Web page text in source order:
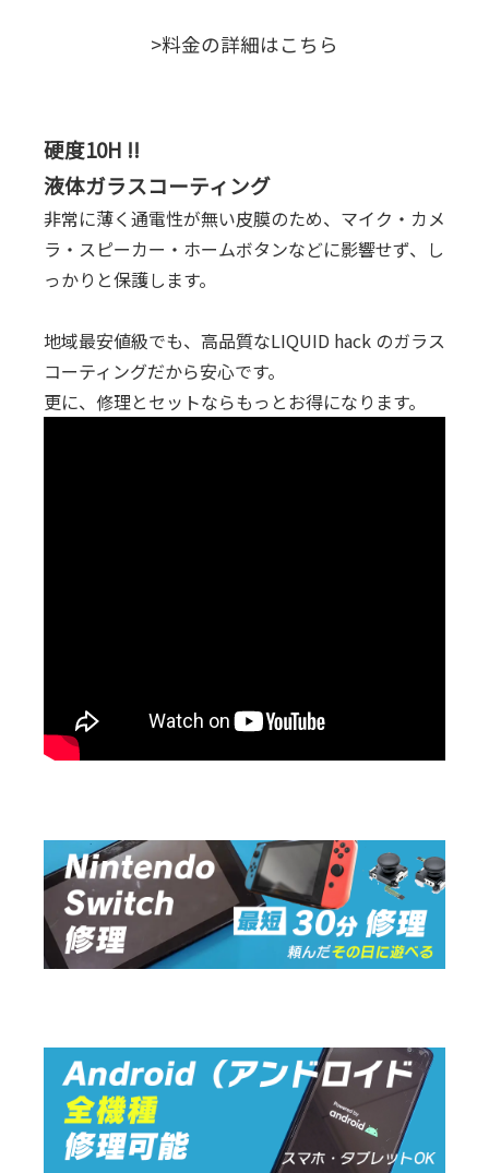
>料金の詳細はこちら
硬度10H !!
液体ガラスコーティング
非常に薄く通電性が無い皮膜のため、マイク・カメ
ラ・スピーカー・ホームボタンなどに影響せず、し
っかりと保護します。
地域最安値級でも、高品質なLIQUID hack のガラス
コーティングだから安心です。
更に、修理とセットならもっとお得になります。